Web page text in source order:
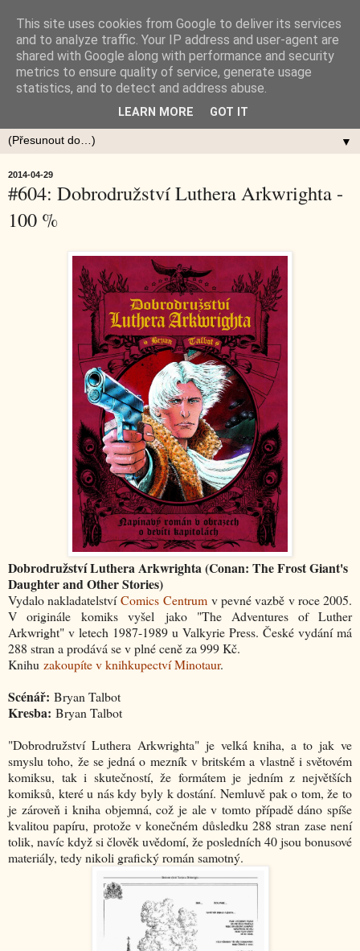
▼
2014-04-29
#604: Dobrodružství Luthera Arkwrighta -
100 %
Dobrodružství Luthera Arkwrighta (Conan: The Frost Giant's
Daughter and Other Stories)
Vydalo nakladatelstvíComics Centrumv pevné vazbě v roce 2005.
V originále komiks vyšel jako "The Adventures of Luther
Arkwright" v letech 1987-1989 u Valkyrie Press. České vydání má
288 stran a prodává se v plné ceně za 999 Kč.
Knihu zakoupíte v knihkupectví Minotaur.
Scénář: Bryan Talbot
Kresba: Bryan Talbot
"Dobrodružství Luthera Arkwrighta" je velká kniha, a to jak ve
smyslu toho, že se jedná o mezník v britském a vlastně i světovém
komiksu, tak i skutečností, že formátem je jedním z největších
komiksů, které u nás kdy byly k dostání. Nemluvě pak o tom, že to
je zároveň i kniha objemná, což je ale v tomto případě dáno spíše
kvalitou papíru, protože v konečném důsledku 288 stran zase není
tolik, navíc když si člověk uvědomí, že posledních 40 jsou bonusové
materiály, tedy nikoli grafický román samotný.
This site uses cookies from Google to deliver its services
and to analyze traffic. Your IP address and user-agent are
shared with Google along with performance and security
metrics to ensure quality of service, generate usage
statistics, and to detect and address abuse.
LEARN MORE GOT IT